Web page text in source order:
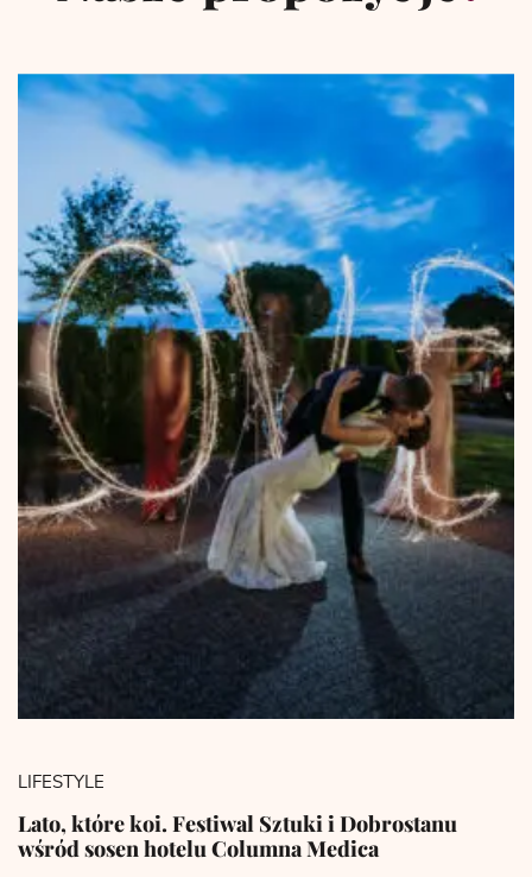
LIFESTYLE
Lato, które koi. Festiwal Sztuki i Dobrostanu
wśród sosen hotelu Columna Medica